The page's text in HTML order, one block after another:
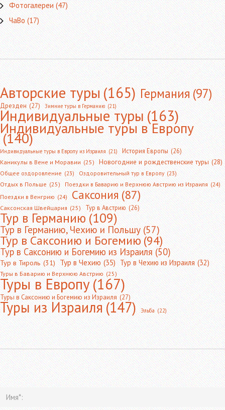
Фотогалереи(47)
ЧаВо(17)
Авторские туры(165) Германия(97)
Дрезден (27) Зимние туры в Германию (21)
Индивидуальные туры(163)
Индивидуальные туры в Европу
(140)
Индивидуальные туры в Европу из Израиля (21) История Европы (26)
Каникулы в Вене и Моравии (25) Новогодние и рождественские туры (28)
Общее оздоровление (23) Оздоровительный тур в Европу (23)
Отдых в Польше (25) Поездки в Баварию и Верхнюю Австрию из Израиля (24)
Поездки в Венгрию (24) Саксония (87)
Саксонская Швейцария (25) Тур в Австрию (26)
Тур в Германию(109)
Тур в Германию, Чехию и Польшу (57)
Тур в Саксонию и Богемию(94)
Тур в Саксонию и Богемию из Израиля (50)
Тур в Тироль (31) Тур в Чехию (35) Тур в Чехию из Израиля (32)
Туры в Баварию и Верхнюю Австрию (25)
Туры в Европу(167)
Туры в Саксонию и Богемию из Израиля (27)
Туры из Израиля(147) Эльба (22)